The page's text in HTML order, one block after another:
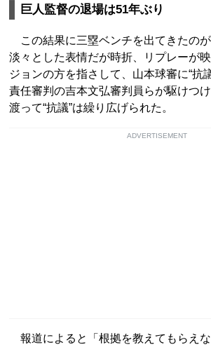
巨人監督の退場は51年ぶり
この結果に三塁ベンチを出てきたのが
淡々とした表情だが時折、リプレーが
ジョンの方を指さして、山本球審に“抗
責任審判の吉本文弘審判員らが駆けつ
渡って“抗議”は繰り広げられた。
ADVERTISEMENT
報道によると「根拠を教えてもらえ